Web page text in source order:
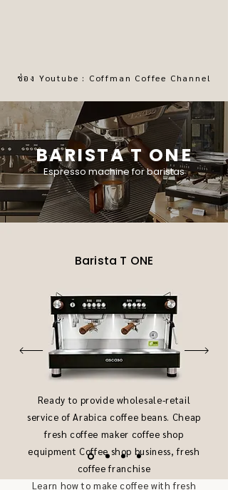
ช่อง Youtube : Coffman Coffee Channel
BARISTA T ONE
Espresso machine for baristas
Barista T ONE
Ready to provide wholesale-retail
service of Arabica coffee beans. Cheap
fresh coffee maker coffee shop
equipment Coffee shop business, fresh
coffee franchise
Learn how to make coffee with fresh